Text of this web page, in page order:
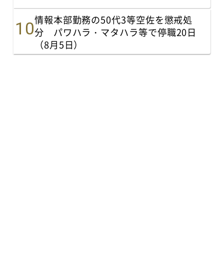
情報本部勤務の50代3等空佐を懲戒処
分 パワハラ・マタハラ等で停職20日
（8月5日）